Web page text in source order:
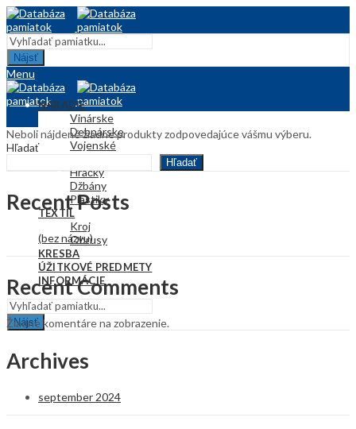
Nájsť
Menu
NÁRADIE
Vinárske
Debnárske
Vojenské
Hračky
Džbány
Plastiky
TEXTIL
Kroj
Obrusy
KRESBA
ÚŽITKOVÉ PREDMETY
INFORMÁCIE
Nájsť
Neboli nájdené žiadne produkty zodpovedajúce vášmu výberu.
Hľadať
Hľadať
Recent Posts
(bez názvu)
Recent Comments
Žiadne komentáre na zobrazenie.
Archives
september 2024